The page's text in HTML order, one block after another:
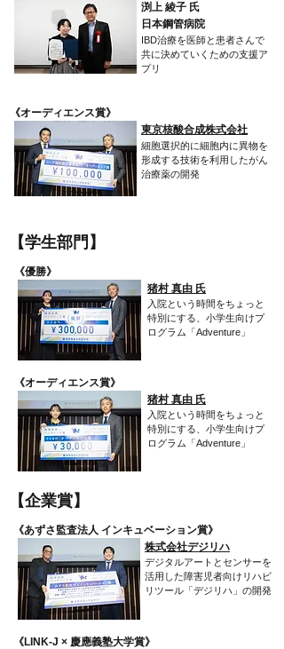
渕上 綾子 氏
日本鋼管病院
IBD治療を医師と患者さんで
共に決めていくための支援ア
プリ
​《オーディエンス賞》
東京核酸合成株式会社
細胞選択的に細胞内に異物を
形成する技術を利用したがん
治療薬の開発
​【学生部門】
​《優勝》
​猪村 真由 氏
入院という時間をちょっと
特別にする、小学生向けプ
ログラム「Adventure」
​《オーディエンス賞》
​猪村 真由 氏
入院という時間をちょっと
特別にする、小学生向けプ
ログラム「Adventure」
​【企業賞】
​《あずさ監査法人 インキュベーション賞》
株式会社デジリハ
デジタルアートとセンサーを
活用した障害児者向けリハビ
リツール「デジリハ」の開発
​《LINK-J × 慶應義塾大学賞》